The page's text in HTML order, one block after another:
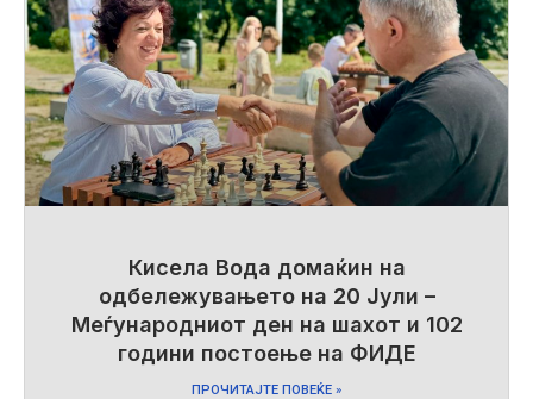
Кисела Вода домаќин на
одбележувањето на 20 Јули –
Меѓународниот ден на шахот и 102
години постоење на ФИДЕ
ПРОЧИТАЈТЕ ПОВЕЌЕ »